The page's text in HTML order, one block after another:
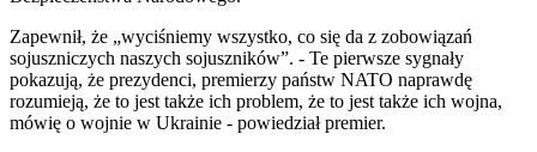
Zapewnił, że „wyciśniemy wszystko, co się da z zobowiązań
sojuszniczych naszych sojuszników”. - Te pierwsze sygnały
pokazują, że prezydenci, premierzy państw NATO naprawdę
rozumieją, że to jest także ich problem, że to jest także ich wojna,
mówię o wojnie w Ukrainie - powiedział premier.